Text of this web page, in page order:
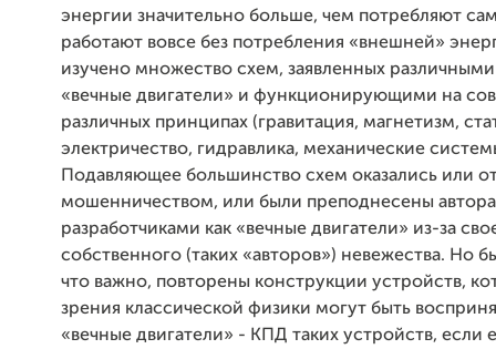
энергии значительно больше, чем потребляют
работают вовсе без потребления «внешней»
изучено множество схем, заявленных
«вечные двигатели» и функционирующими на
различных принципах (гравитация, магнетизм,
электричество, гидравлика, механические
Подавляющее большинство схем оказались или
мошенничеством, или были преподнесены
разработчиками как «вечные двигатели» из-за
собственного (таких «авторов») невежества. Но
что важно, повторены конструкции устройств,
зрения классической физики могут быть
«вечные двигатели» - КПД таких устройств, если